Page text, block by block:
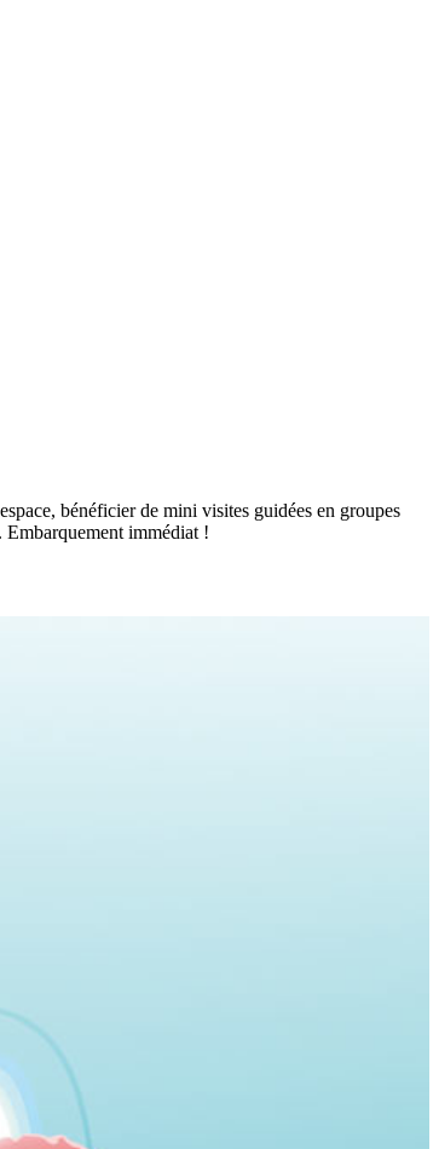
bénéficier de mini visites guidées en groupes
Embarquement immédiat !